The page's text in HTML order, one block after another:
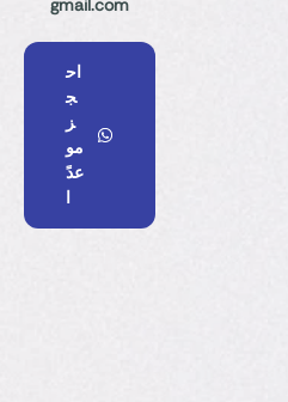
gmail.com
اح
ج
ز
مو
عدً